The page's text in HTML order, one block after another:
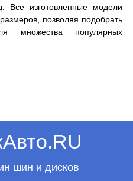
Все изготовленные модели
позволяя подобрать
множества популярных
шин и дисков